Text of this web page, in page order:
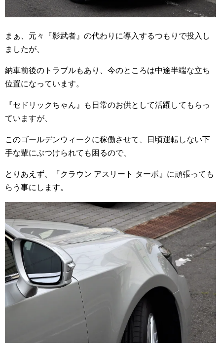
まぁ、元々『影武者』の代わりに導入するつもりで投入し
ましたが、
納車前後のトラブルもあり、今のところは中途半端な立ち
位置になっています。
『セドリックちゃん』も日常のお供として活躍してもらっ
ていますが、
このゴールデンウィークに稼働させて、日頃運転しない下
手な輩にぶつけられても困るので、
とりあえず、『クラウン アスリート ターボ』に頑張っても
らう事にします。